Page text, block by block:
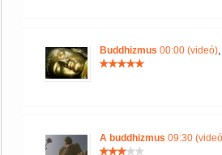
Buddhizmus 00:00 (videó),
A buddhizmus 09:30